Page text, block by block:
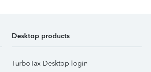
Desktop products
TurboTax Desktop login